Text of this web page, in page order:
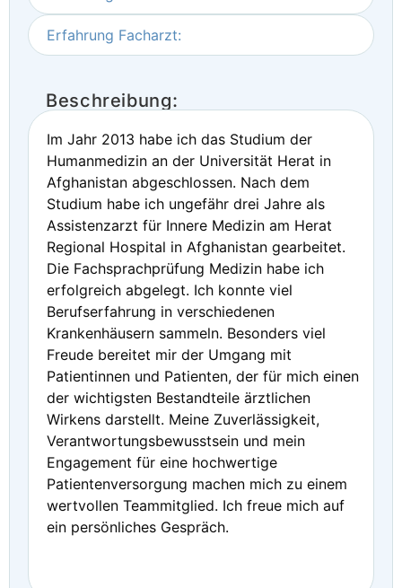
Erfahrung Facharzt:
Beschreibung:
Im Jahr 2013 habe ich das Studium der
Humanmedizin an der Universität Herat in
Afghanistan abgeschlossen. Nach dem
Studium habe ich ungefähr drei Jahre als
Assistenzarzt für Innere Medizin am Herat
Regional Hospital in Afghanistan gearbeitet.
Die Fachsprachprüfung Medizin habe ich
erfolgreich abgelegt. Ich konnte viel
Berufserfahrung in verschiedenen
Krankenhäusern sammeln. Besonders viel
Freude bereitet mir der Umgang mit
Patientinnen und Patienten, der für mich einen
der wichtigsten Bestandteile ärztlichen
Wirkens darstellt. Meine Zuverlässigkeit,
Verantwortungsbewusstsein und mein
Engagement für eine hochwertige
Patientenversorgung machen mich zu einem
wertvollen Teammitglied. Ich freue mich auf
ein persönliches Gespräch.